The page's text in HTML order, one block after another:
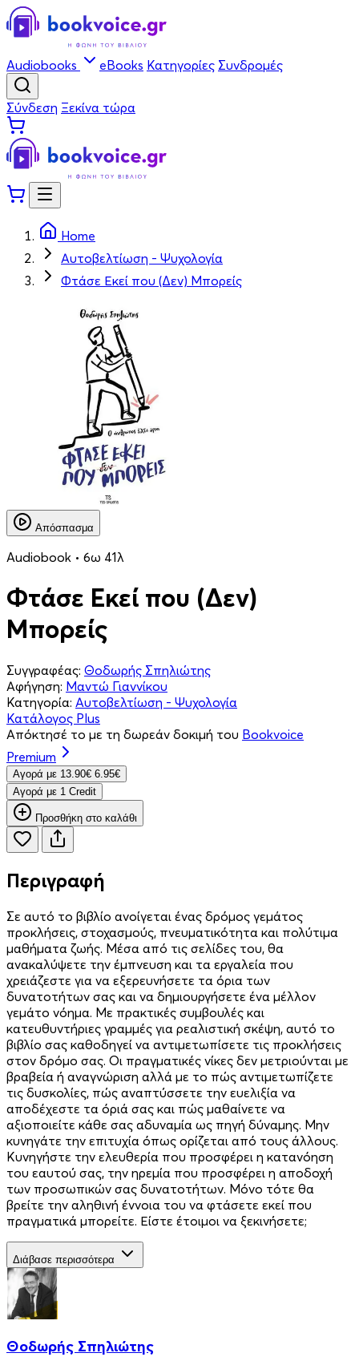
Audiobooks eBooks Κατηγορίες Συνδρομές
Σύνδεση Ξεκίνα τώρα
Home
Αυτοβελτίωση - Ψυχολογία
Φτάσε Εκεί που (Δεν) Μπορείς
Απόσπασμα
Audiobook • 6ω 41λ
Φτάσε Εκεί που (Δεν)
Μπορείς
Συγγραφέας: Θοδωρής Σπηλιώτης
Αφήγηση: Μαντώ Γιαννίκου
Κατηγορία: Αυτοβελτίωση - Ψυχολογία
Κατάλογος Plus
Απόκτησέ το με τη δωρεάν δοκιμή του Bookvoice
Premium
Aγορά με 13.90€ 6.95€
Aγορά με 1 Credit
Προσθήκη στο καλάθι
Περιγραφή
Σε αυτό το βιβλίο ανοίγεται ένας δρόμος γεμάτος
προκλήσεις, στοχασμούς, πνευματικότητα και πολύτιμα
μαθήματα ζωής. Μέσα από τις σελίδες του, θα
ανακαλύψετε την έμπνευση και τα εργαλεία που
χρειάζεστε για να εξερευνήσετε τα όρια των
δυνατοτήτων σας και να δημιουργήσετε ένα μέλλον
γεμάτο νόημα. Με πρακτικές συμβουλές και
κατευθυντήριες γραμμές για ρεαλιστική σκέψη, αυτό το
βιβλίο σας καθοδηγεί να αντιμετωπίσετε τις προκλήσεις
στον δρόμο σας. Οι πραγματικές νίκες δεν μετριούνται με
βραβεία ή αναγνώριση αλλά με το πώς αντιμετωπίζετε
τις δυσκολίες, πώς αναπτύσσετε την ευελιξία να
αποδέχεστε τα όριά σας και πώς μαθαίνετε να
αξιοποιείτε κάθε σας αδυναμία ως πηγή δύναμης. Μην
κυνηγάτε την επιτυχία όπως ορίζεται από τους άλλους.
Κυνηγήστε την ελευθερία που προσφέρει η κατανόηση
του εαυτού σας, την ηρεμία που προσφέρει η αποδοχή
των προσωπικών σας δυνατοτήτων. Μόνο τότε θα
βρείτε την αληθινή έννοια του να φτάσετε εκεί που
πραγματικά μπορείτε. Είστε έτοιμοι να ξεκινήσετε;
Διάβασε περισσότερα
Θοδωρής Σπηλιώτης